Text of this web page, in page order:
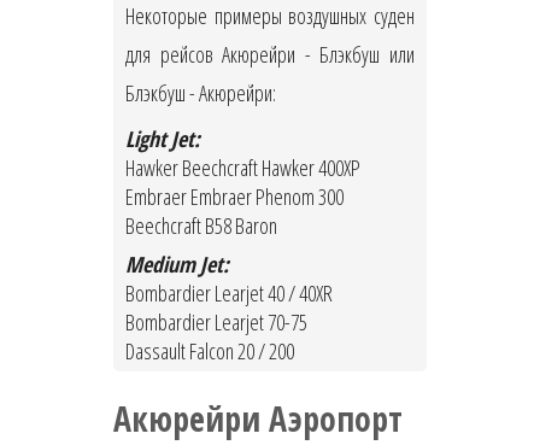
Некоторые примеры воздушных суден
для рейсов Акюрейри - Блэкбуш или
Блэкбуш - Акюрейри:
Light Jet:
Hawker Beechcraft Hawker 400XP
Embraer Embraer Phenom 300
Beechcraft B58 Baron
Medium Jet:
Bombardier Learjet 40 / 40XR
Bombardier Learjet 70-75
Dassault Falcon 20 / 200
Акюрейри Аэропорт